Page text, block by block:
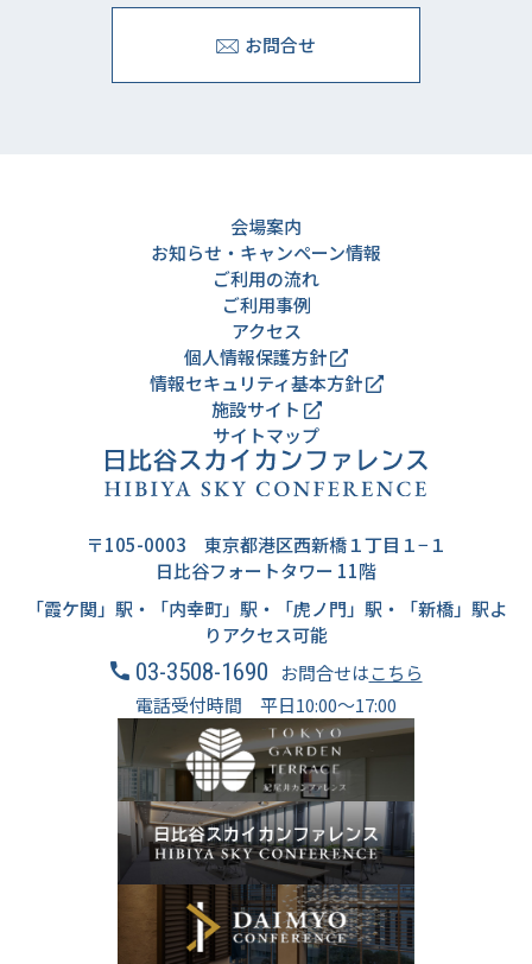
お問合せ
〒105-0003 東京都港区西新橋１丁目１−１
日比谷フォートタワー 11階
「霞ケ関」駅・「内幸町」駅・「虎ノ門」駅・「新橋」駅よ
りアクセス可能
03-3508-1690 お問合せはこちら
電話受付時間 平日10:00～17:00
会場案内
お知らせ・キャンペーン情報
ご利用の流れ
ご利用事例
アクセス
個人情報保護方針
情報セキュリティ基本方針
施設サイト
サイトマップ